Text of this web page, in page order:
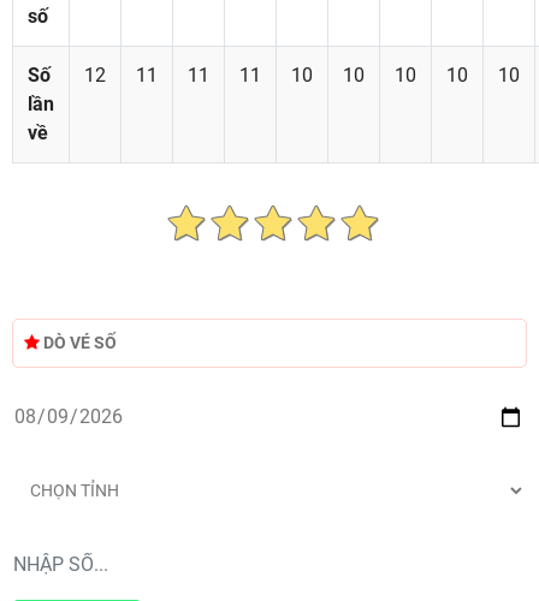
DÒ VÉ SỐ
số
Số
lần
về
12 11 11 11 10 10 10 10 10